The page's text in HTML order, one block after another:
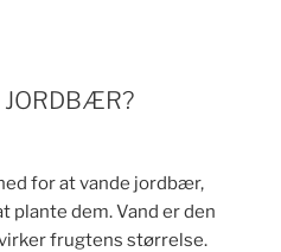
JORDBÆR?
for at vande jordbær,
plante dem. Vand er den
frugtens størrelse.